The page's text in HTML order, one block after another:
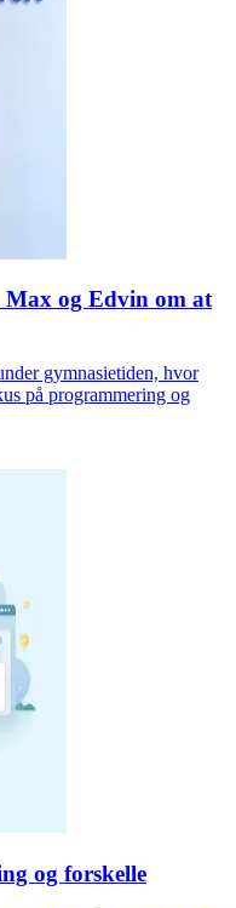
Max og Edvin om at
gymnasietiden, hvor
på programmering og
og forskelle